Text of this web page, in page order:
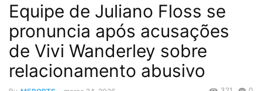
Equipe de Juliano Floss se
pronuncia após acusações
de Vivi Wanderley sobre
relacionamento abusivo